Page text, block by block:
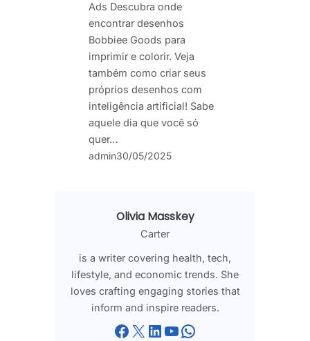
Ads Descubra onde
encontrar desenhos
Bobbiee Goods para
imprimir e colorir. Veja
também como criar seus
próprios desenhos com
inteligência artificial! Sabe
aquele dia que você só
quer…
admin30/05/2025
Olivia Masskey
Carter
is a writer covering health, tech,
lifestyle, and economic trends. She
loves crafting engaging stories that
inform and inspire readers.
Facebook X LinkedIn YouTube WhatsApp